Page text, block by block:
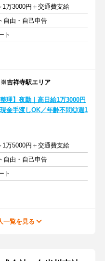
1万3000円＋交通費支給
自由・自己申告
ト
吉祥寺駅エリア
整理】夜勤｜高日給1万3000円
金手渡しOK／年齢不問◎週1
1万5000円＋交通費支給
自由・自己申告
ト
一覧を見る